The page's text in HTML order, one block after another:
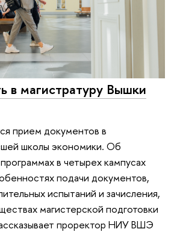
в магистратуру Вышки
прием документов в
школы экономики. Об
в четырех кампусах
подачи документов,
испытаний и зачисления,
магистерской подготовки
проректор НИУ ВШЭ